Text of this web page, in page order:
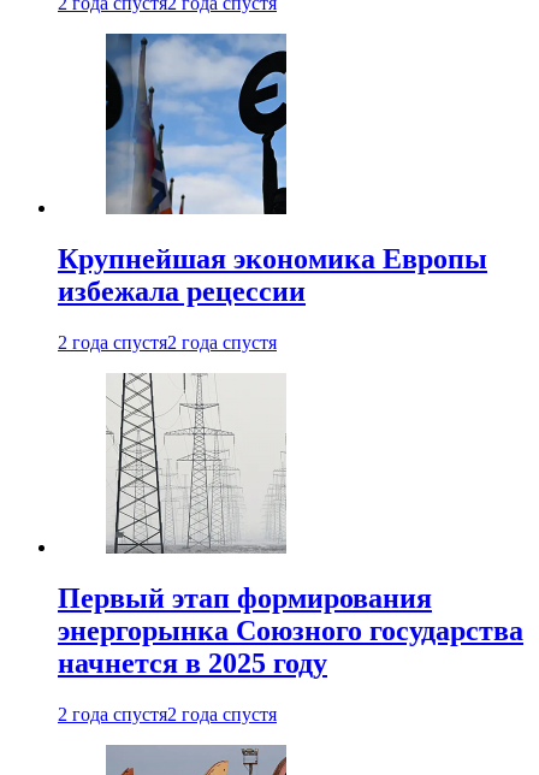
Крупнейшая экономика Европы
избежала рецессии
2 года спустя2 года спустя
Первый этап формирования
энергорынка Союзного государства
начнется в 2025 году
2 года спустя2 года спустя